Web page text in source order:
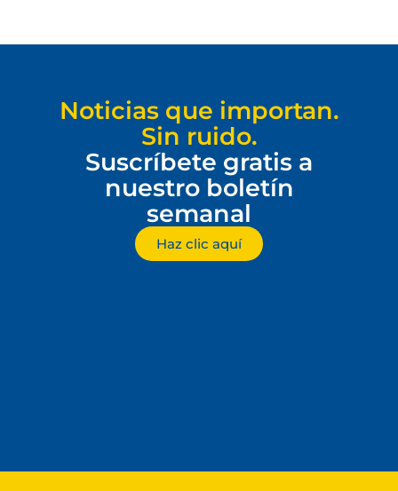
Noticias que importan.
Sin ruido.
Suscríbete gratis a
nuestro boletín
semanal
Haz clic aquí